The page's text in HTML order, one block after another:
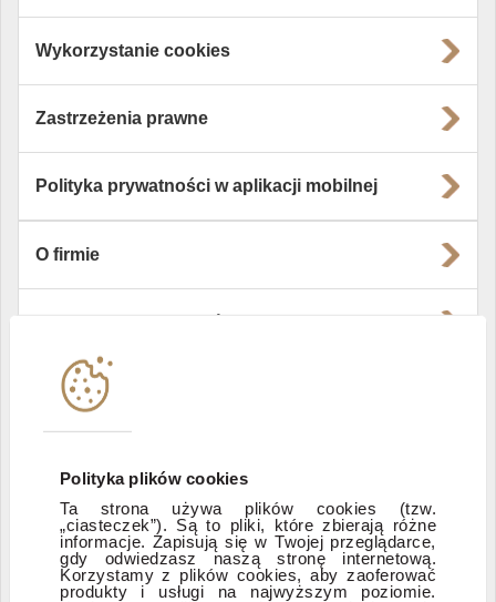
Polityka plików cookies
Ta strona używa plików cookies (tzw.
„ciasteczek”). Są to pliki, które zbierają różne
informacje. Zapisują się w Twojej przeglądarce,
gdy odwiedzasz naszą stronę internetową.
Korzystamy z plików cookies, aby zaoferować
produkty i usługi na najwyższym poziomie.
Wykorzystanie cookies
Zastrzeżenia prawne
Polityka prywatności w aplikacji mobilnej
O firmie
Instytucje współpracujące
Zastrzeżenia prawne
ESG